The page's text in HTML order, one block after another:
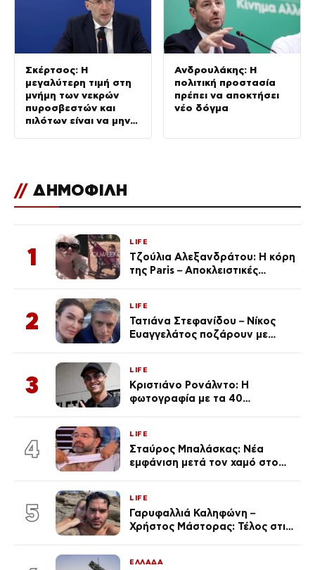
Σκέρτσος: Η
μεγαλύτερη τιμή στη
μνήμη των νεκρών
πυροσβεστών και
πιλότων είναι να μην
Ανδρουλάκης: Η
πολιτική προστασία
πρέπει να αποκτήσει
νέο δόγμα
// ΔΗΜΟΦΙΛΗ
1
LIFE
Τζούλια Αλεξανδράτου: Η κόρη
της Paris – Αποκλειστικές
2
LIFE
Τατιάνα Στεφανίδου – Νίκος
Ευαγγελάτος ποζάρουν με
3
LIFE
Κριστιάνο Ρονάλντο: Η
φωτογραφία με τα 40
εκ. likes
4
LIFE
Σταύρος Μπαλάσκας: Νέα
εμφάνιση μετά τον χαμό στο
5
LIFE
Γαρυφαλλιά Καληφώνη –
Χρήστος Μάστορας: Τέλος στις
ΕΛΛΑΔΑ